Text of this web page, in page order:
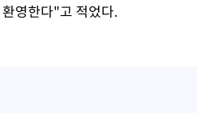
영한다"고 적었다.